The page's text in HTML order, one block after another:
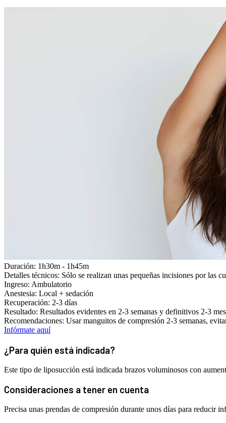
Duración: 1h30m - 1h45m
Detalles técnicos: Sólo se realizan unas pequeñas incisiones por las
Ingreso: Ambulatorio
Anestesia: Local + sedación
Recuperación: 2-3 días
Resultado: Resultados evidentes en 2-3 semanas y definitivos 2-3
Recomendaciones: Usar manguitos de compresión 2-3 semanas,
Infórmate aquí
¿Para quién está indicada?
Este tipo de liposucción está indicada brazos voluminosos con
Consideraciones a tener en cuenta
Precisa unas prendas de compresión durante unos días para reducir